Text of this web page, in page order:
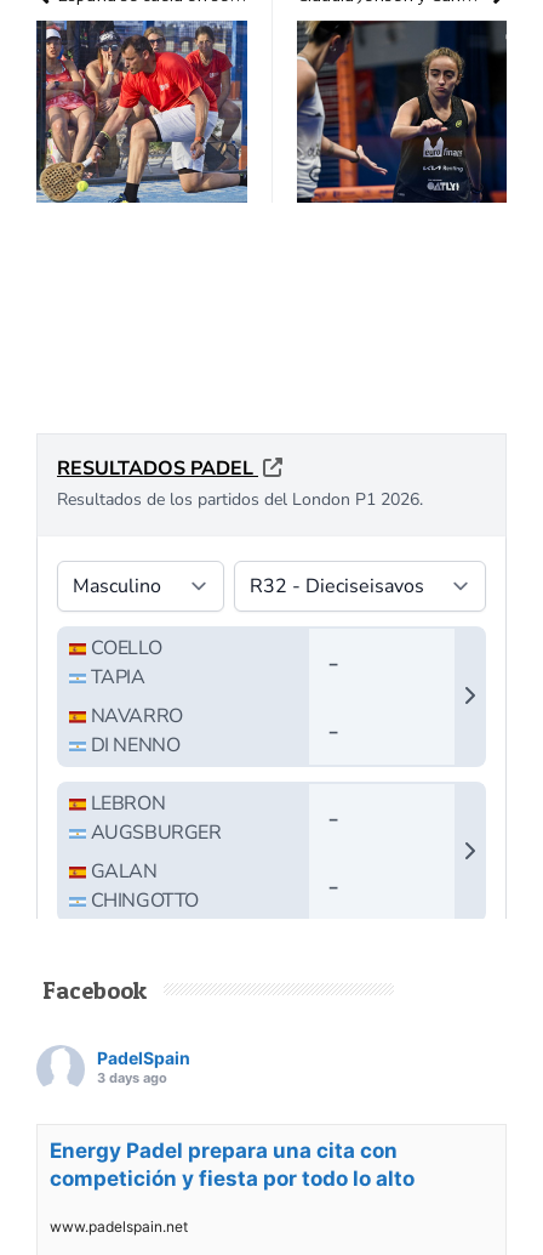
Facebook
PadelSpain
3 days ago
Energy Padel prepara una cita con
competición y fiesta por todo lo alto
www.padelspain.net